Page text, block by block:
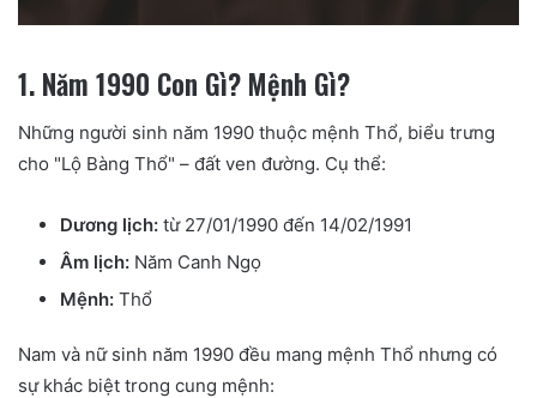
1. Năm 1990 Con Gì? Mệnh Gì?
Những người sinh năm 1990 thuộc mệnh Thổ, biểu trưng
cho "Lộ Bàng Thổ" – đất ven đường. Cụ thể:
Dương lịch: từ 27/01/1990 đến 14/02/1991
Âm lịch: Năm Canh Ngọ
Mệnh: Thổ
Nam và nữ sinh năm 1990 đều mang mệnh Thổ nhưng có
sự khác biệt trong cung mệnh: